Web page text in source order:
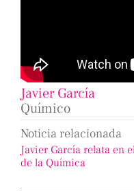
Javier García
Químico
Noticia relacionada
Javier García relata en
de la Química